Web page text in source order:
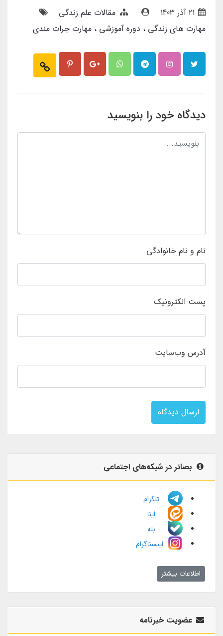
مقالات علم زندگی
مهارت های زندگی
دوره آموزشی مهارت جرات مندی
دیدگاه خود را بنویسید
نام و نام خانوادگی
پست الکترونیک
آدرس وب‌سایت
ارسال دیدگاه
بصائر در شبکه‌های اجتماعی
تلگرام
ایتا
بله
اینستاگرام
اطلاعات بیشتر
عضویت خبرنامه